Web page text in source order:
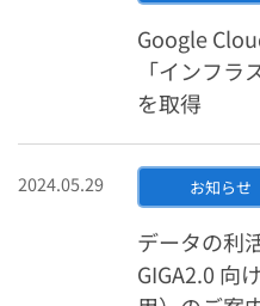
Google
「インフラ
を取得
2024.05.29 お知らせ
データの利
GIGA2.0 向